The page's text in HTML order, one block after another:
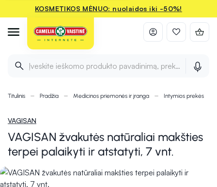
KOSMETIKOS MĖNUO: nuolaidos iki -50%!
Įveskite ieškomo produkto pavadinimą, prekės ženklą ir
Titulinis Pradžia Medicinos priemonės ir įranga Intymios prekės
VAGISAN
VAGISAN žvakutės natūraliai makšties
terpei palaikyti ir atstatyti, 7 vnt.